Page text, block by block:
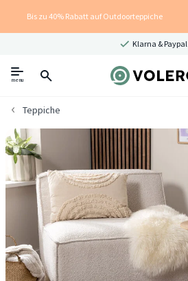
Bis zu 40% Rabatt auf Outdoorteppiche
Klarna & Paypal
menu
Teppiche